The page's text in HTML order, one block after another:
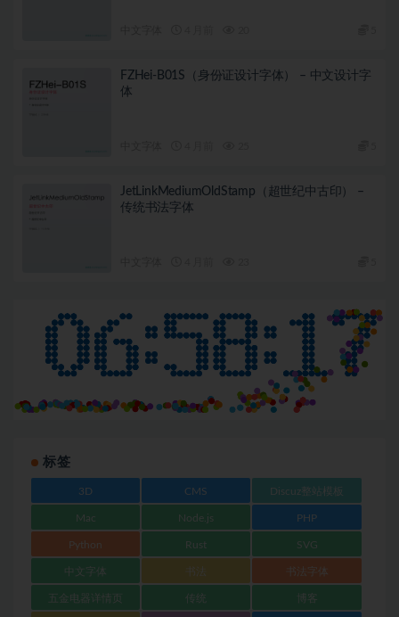
FZHei-B01S（身份证设计字体） – 中文设计字
体
JetLinkMediumOldStamp（超世纪中古印） –
传统书法字体
标签
3D CMS Discuz整站模板
Mac Node.js PHP
Python Rust SVG
中文字体 书法 书法字体
五金电器详情页 传统 博客